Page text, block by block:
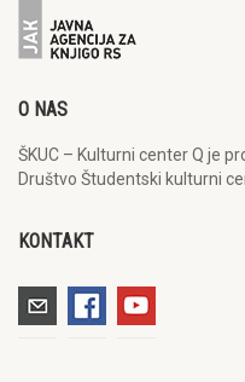
O NAS
ŠKUC – Kulturni center Q je
Društvo Študentski kulturni
KONTAKT